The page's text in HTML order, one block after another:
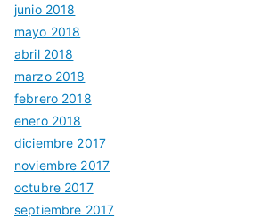
junio 2018
mayo 2018
abril 2018
marzo 2018
febrero 2018
enero 2018
diciembre 2017
noviembre 2017
octubre 2017
septiembre 2017